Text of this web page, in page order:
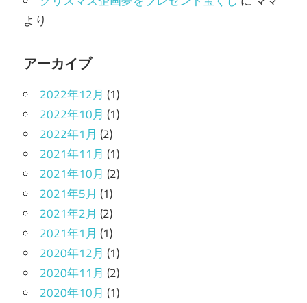
より
アーカイブ
2022年12月 (1)
2022年10月 (1)
2022年1月 (2)
2021年11月 (1)
2021年10月 (2)
2021年5月 (1)
2021年2月 (2)
2021年1月 (1)
2020年12月 (1)
2020年11月 (2)
2020年10月 (1)